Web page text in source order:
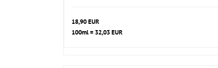
18,90 EUR
100ml = 32,03 EUR